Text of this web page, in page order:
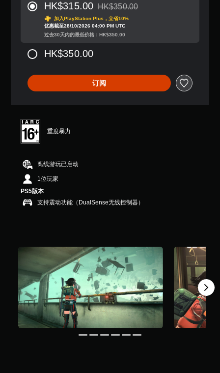
HK$315.00 从原价HK$350.00折扣优惠
HK$350.00
加入PlayStation Plus，立省10%
优惠截至28/10/2026 04:00 PM UTC
过去30天内的最低价格：HK$350.00
HK$350.00
订阅
重度暴力
离线游玩已启动
1位玩家
PS5版本
支持震动功能（DualSense无线控制器）